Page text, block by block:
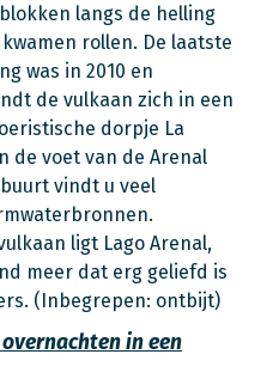
langs de helling
rollen. De laatste
was in 2010 en
de vulkaan zich in een
dorpje La
de voet van de Arenal
vindt u veel
ligt Lago Arenal,
meer dat erg geliefd is
(Inbegrepen: ontbijt)
in een